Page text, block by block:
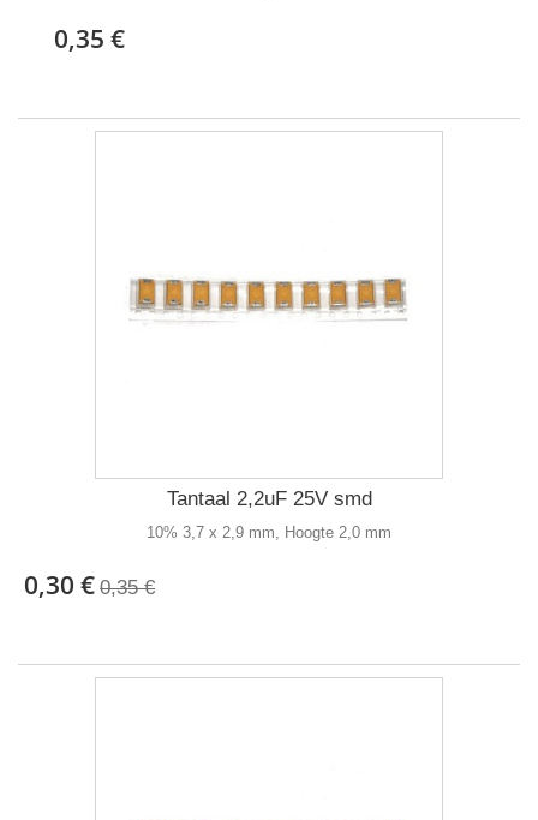
0,35 €
Tantaal 2,2uF 25V smd
10% 3,7 x 2,9 mm, Hoogte 2,0 mm
0,30 € 0,35 €